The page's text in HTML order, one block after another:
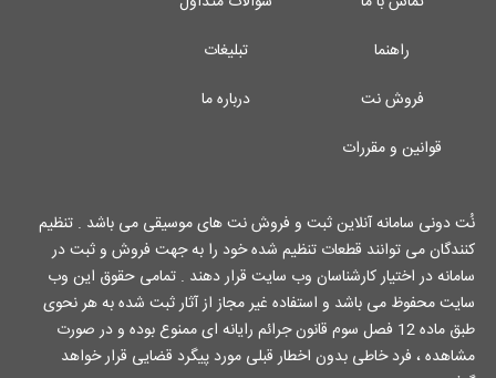
راهنما
تبلیغات
فروش نت
درباره ما
قوانین و مقررات
نُت دونی سامانه آنلاین ثبت و فروش نت های موسیقی می باشد . تنظیم
کنندگان می توانند قطعات تنظیم شده خود را به جهت فروش و ثبت در
سامانه در اختیار کارشناسان وب سایت قرار دهند . تمامی حقوق این وب
سایت محفوظ می باشد و استفاده غیر مجاز از آثار ثبت شده به هر نحوی
طبق ماده 12 فصل سوم قانون جرائم رایانه ای ممنوع بوده و در صورت
مشاهده ، فرد خاطی بدون اخطار قبلی مورد پیگرد قضایی قرار خواهد